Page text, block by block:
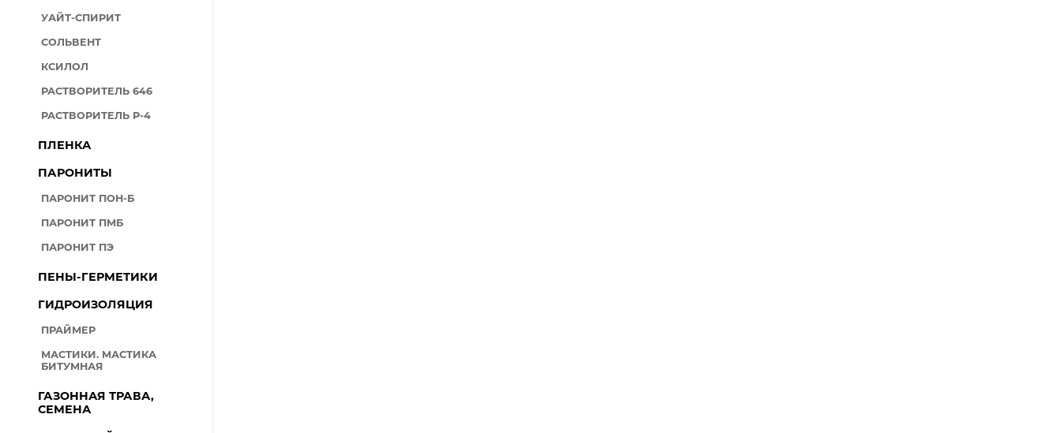
УАЙТ-СПИРИТ
СОЛЬВЕНТ
КСИЛОЛ
РАСТВОРИТЕЛЬ 646
РАСТВОРИТЕЛЬ Р-4
ПЛЕНКА
ПАРОНИТЫ
ПАРОНИТ ПОН-Б
ПАРОНИТ ПМБ
ПАРОНИТ ПЭ
ПЕНЫ-ГЕРМЕТИКИ
ГИДРОИЗОЛЯЦИЯ
ПРАЙМЕР
МАСТИКИ. МАСТИКА
БИТУМНАЯ
ГАЗОННАЯ ТРАВА,
СЕМЕНА